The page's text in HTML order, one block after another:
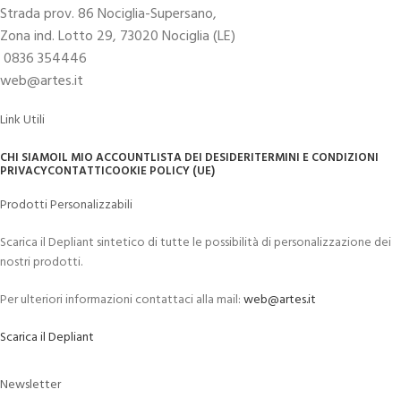
Strada prov. 86 Nociglia-Supersano,
Zona ind. Lotto 29, 73020 Nociglia (LE)
0836 354446
web@artes.it
Link Utili
CHI SIAMOIL MIO ACCOUNTLISTA DEI DESIDERITERMINI E CONDIZIONI
PRIVACYCONTATTICOOKIE POLICY (UE)
Prodotti Personalizzabili
Scarica il Depliant sintetico di tutte le possibilità di personalizzazione dei
nostri prodotti.
Per ulteriori informazioni contattaci alla mail:web@artes.it
Scarica il Depliant
Newsletter